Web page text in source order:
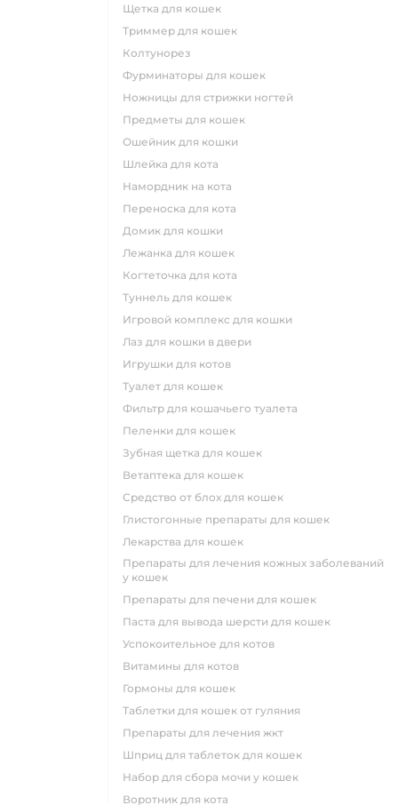
щетка для кошек
триммер для кошек
колтунорез
фурминаторы для кошек
ножницы для стрижки ногтей
предметы для кошек
ошейник для кошки
шлейка для кота
намордник на кота
переноска для кота
домик для кошки
лежанка для кошек
когтеточка для кота
туннель для кошек
игровой комплекс для кошки
лаз для кошки в двери
игрушки для котов
туалет для кошек
фильтр для кошачьего туалета
пеленки для кошек
зубная щетка для кошек
ветаптека для кошек
средство от блох для кошек
глистогонные препараты для кошек
лекарства для кошек
препараты для лечения кожных заболеваний
у кошек
препараты для печени для кошек
паста для вывода шерсти для кошек
успокоительное для котов
витамины для котов
гормоны для кошек
таблетки для кошек от гуляния
препараты для лечения жкт
шприц для таблеток для кошек
набор для сбора мочи у кошек
воротник для кота